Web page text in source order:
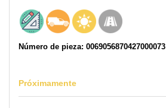
Número de pieza: 0069056870427000073
Próximamente